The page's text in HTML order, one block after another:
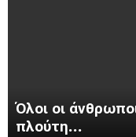
Όλοι οι
πλούτη…